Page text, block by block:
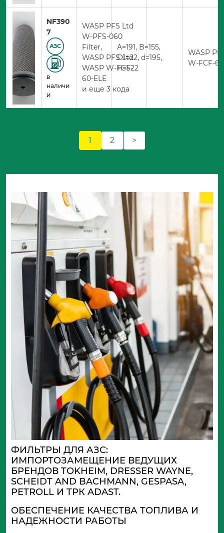
NF390
7
АЗС
в
наличи
и
WASP PFS Ltd
W-PFS-060
Filter,
WASP PFS Ltd
WASP W-FCF-
60-ELE
и еще 3 кода
A=191, B=155,
D1=22, d=195,
H=522
WASP
W-FCF-
1 2 >
ФИЛЬТРЫ ДЛЯ АЗС:
ИМПОРТОЗАМЕЩЕНИЕ ВЕДУЩИХ
БРЕНДОВ TOKHEIM, DRESSER WAYNE,
SCHEIDT AND BACHMANN, GESPASA,
PETROLL И ТРК ADAST.
ОБЕСПЕЧЕНИЕ КАЧЕСТВА ТОПЛИВА И
НАДЕЖНОСТИ РАБОТЫ